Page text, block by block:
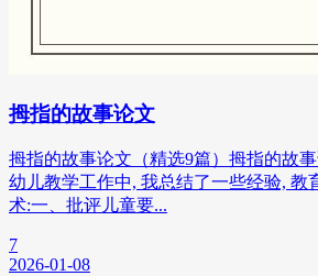
拇指的故事论文
拇指的故事论文（精选9篇）拇指的故
幼儿教学工作中, 我总结了一些经验, 教
术:一、批评儿童要...
7
2026-01-08